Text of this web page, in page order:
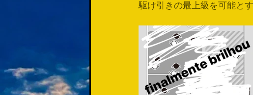
駆け引きの最上級を可能とす